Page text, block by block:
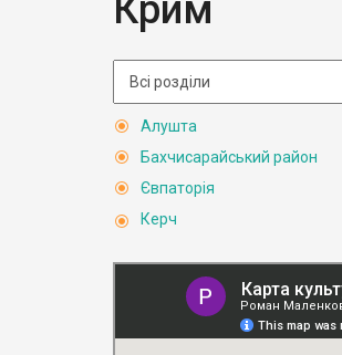
Крим
Алушта
Бахчисарайський район
Євпаторія
Керч